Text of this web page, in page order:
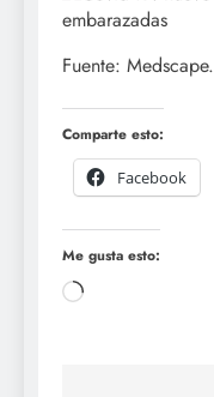
Fuente: Medscape.
Comparte esto:
Facebook
Me gusta esto:
Cargando...